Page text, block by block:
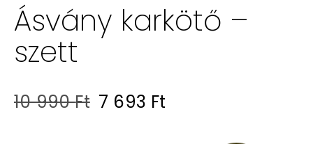
Ásvány karkötő –
szett
10 990Ft Original
7 693 Ft